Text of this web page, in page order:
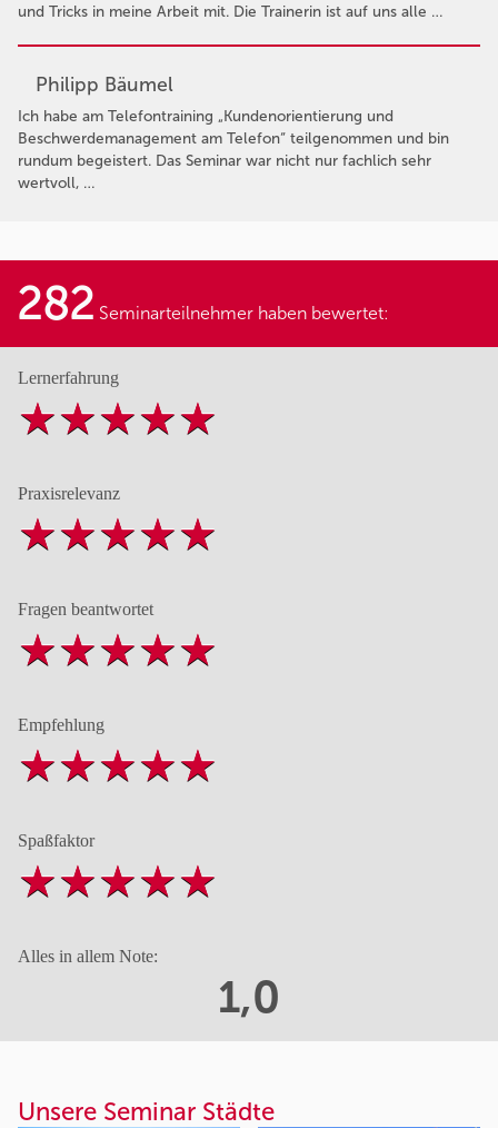
und Tricks in meine Arbeit mit. Die Trainerin ist auf uns alle …
Philipp Bäumel
Ich habe am Telefontraining „Kundenorientierung und
Beschwerdemanagement am Telefon“ teilgenommen und bin
rundum begeistert. Das Seminar war nicht nur fachlich sehr
wertvoll, …
282 Seminarteilnehmer haben bewertet:
Lernerfahrung
Praxisrelevanz
Fragen beantwortet
Empfehlung
Spaßfaktor
Alles in allem Note:
1,0
Unsere Seminar Städte